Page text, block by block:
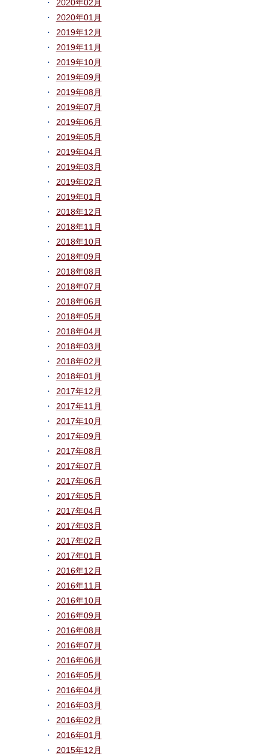
2020年02月
2020年01月
2019年12月
2019年11月
2019年10月
2019年09月
2019年08月
2019年07月
2019年06月
2019年05月
2019年04月
2019年03月
2019年02月
2019年01月
2018年12月
2018年11月
2018年10月
2018年09月
2018年08月
2018年07月
2018年06月
2018年05月
2018年04月
2018年03月
2018年02月
2018年01月
2017年12月
2017年11月
2017年10月
2017年09月
2017年08月
2017年07月
2017年06月
2017年05月
2017年04月
2017年03月
2017年02月
2017年01月
2016年12月
2016年11月
2016年10月
2016年09月
2016年08月
2016年07月
2016年06月
2016年05月
2016年04月
2016年03月
2016年02月
2016年01月
2015年12月